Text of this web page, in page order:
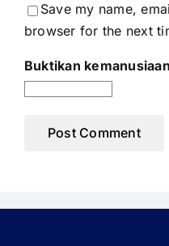
Save my name,
browser for the next
Buktikan